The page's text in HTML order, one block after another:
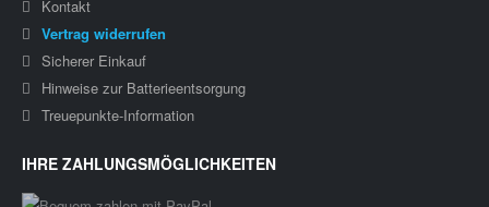
Kontakt
Vertrag widerrufen
Sicherer Einkauf
Hinweise zur Batterieentsorgung
Treuepunkte-Information
IHRE ZAHLUNGSMÖGLICHKEITEN